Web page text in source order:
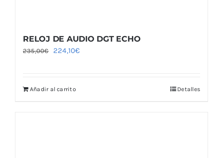
RELOJ DE AUDIO DGT ECHO
235,00€
El
era:
224,10€El
Añadir al carrito Detalles